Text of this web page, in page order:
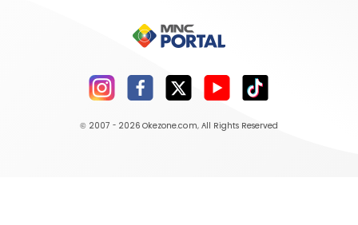
© 2007 - 2026 Okezone.com, All Rights Reserved